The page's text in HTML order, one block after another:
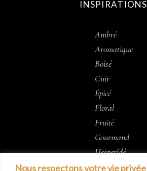
Nous respectons votre vie privée
INSPIRATIONS
Ambré
Aromatique
Boisé
Cuir
Épicé
Floral
Fruité
Gourmand
Hesperidé
Musc